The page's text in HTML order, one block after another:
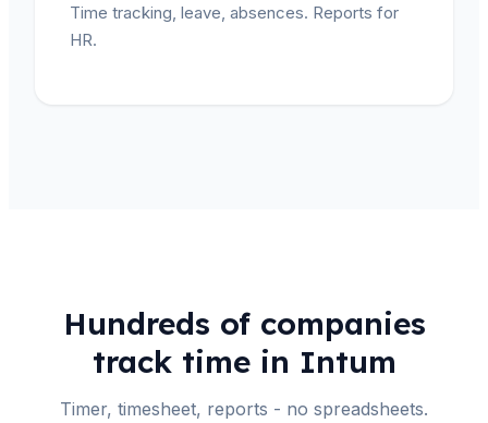
Time tracking, leave, absences. Reports for
HR.
Hundreds of companies
track time in Intum
Timer, timesheet, reports - no spreadsheets.